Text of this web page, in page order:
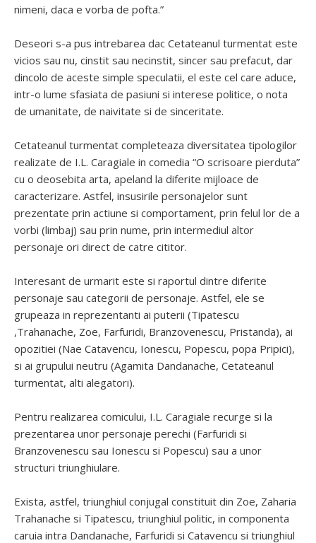
nimeni, daca e vorba de pofta.”
Deseori s-a pus intrebarea dac Cetateanul turmentat este
vicios sau nu, cinstit sau necinstit, sincer sau prefacut, dar
dincolo de aceste simple speculatii, el este cel care aduce,
intr-o lume sfasiata de pasiuni si interese politice, o nota
de umanitate, de naivitate si de sinceritate.
Cetateanul turmentat completeaza diversitatea tipologilor
realizate de I.L. Caragiale in comedia “O scrisoare pierduta”
cu o deosebita arta, apeland la diferite mijloace de
caracterizare. Astfel, insusirile personajelor sunt
prezentate prin actiune si comportament, prin felul lor de a
vorbi (limbaj) sau prin nume, prin intermediul altor
personaje ori direct de catre cititor.
Interesant de urmarit este si raportul dintre diferite
personaje sau categorii de personaje. Astfel, ele se
grupeaza in reprezentanti ai puterii (Tipatescu
,Trahanache, Zoe, Farfuridi, Branzovenescu, Pristanda), ai
opozitiei (Nae Catavencu, Ionescu, Popescu, popa Pripici),
si ai grupului neutru (Agamita Dandanache, Cetateanul
turmentat, alti alegatori).
Pentru realizarea comicului, I.L. Caragiale recurge si la
prezentarea unor personaje perechi (Farfuridi si
Branzovenescu sau Ionescu si Popescu) sau a unor
structuri triunghiulare.
Exista, astfel, triunghiul conjugal constituit din Zoe, Zaharia
Trahanache si Tipatescu, triunghiul politic, in componenta
caruia intra Dandanache, Farfuridi si Catavencu si triunghiul